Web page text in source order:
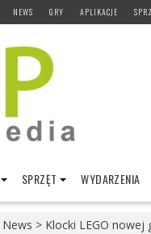
NEWS GRY APLIKACJE
SPRZĘT WYDARZENIA
News > Klocki LEGO nowej